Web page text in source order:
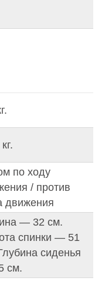
по ходу
/ против
движения
— 32 см.
спинки — 51
сиденья
см.